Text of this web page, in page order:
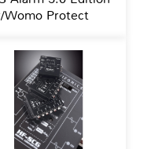
Womo Protect